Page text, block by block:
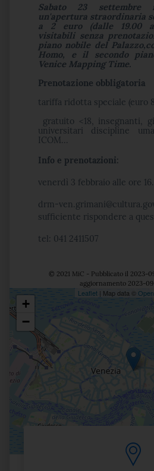
Sabato 23
un'apertura straordinaria
a 2 euro (dalle 19.00
visitabili senza
piano nobile del
Homo, e il secondo
Venice Mapping Time.
Prenotazione obbligatoria
tariffa ridotta speciale (euro
gratuito <18, insegnanti,
universitari discipline
ICOM...
​Info e prenotazioni:
venerdì 3 febbraio alle ore
drm-
sufficiente rispondere a
tel: 041 2411507
© 2021 MiC - Pubblicato il 2023-
aggiornamento 2023-
Posizione
+
−
Leaflet | Map data ©